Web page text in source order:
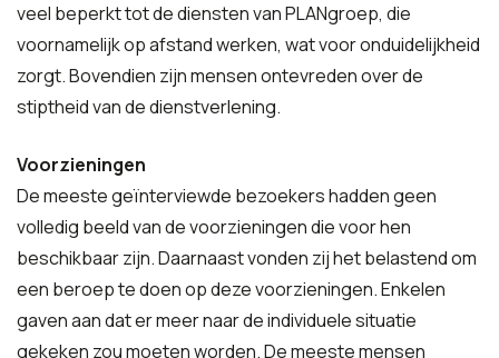
veel beperkt tot de diensten van PLANgroep, die
voornamelijk op afstand werken, wat voor onduidelijkheid
zorgt. Bovendien zijn mensen ontevreden over de
stiptheid van de dienstverlening.
Voorzieningen
De meeste geïnterviewde bezoekers hadden geen
volledig beeld van de voorzieningen die voor hen
beschikbaar zijn. Daarnaast vonden zij het belastend om
een beroep te doen op deze voorzieningen. Enkelen
gaven aan dat er meer naar de individuele situatie
gekeken zou moeten worden. De meeste mensen